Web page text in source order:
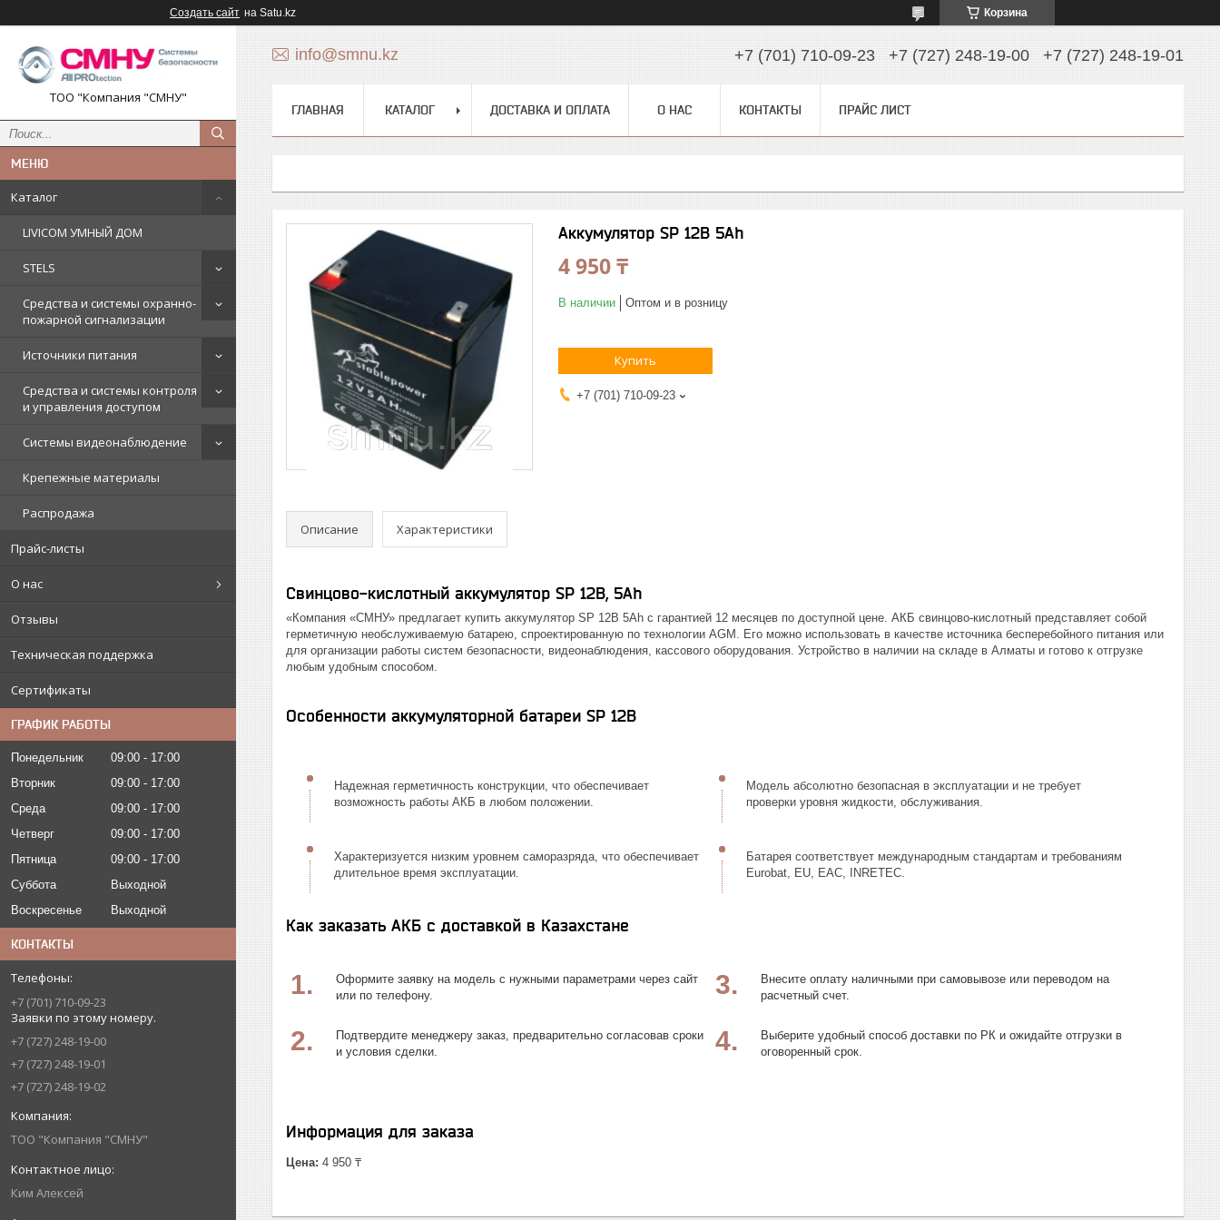
Создать сайт на Satu.kz Корзина
ТОО "Компания "СМНУ"
Каталог
LIVICOM УМНЫЙ ДОМ
STELS
Средства и системы охранно-
пожарной сигнализации
Источники питания
Средства и системы контроля
и управления доступом
Системы видеонаблюдение
Крепежные материалы
Распродажа
Прайс-листы
О нас
Отзывы
Техническая поддержка
Сертификаты
ГРАФИК РАБОТЫ
Понедельник 09:00
17:00
Вторник
09:00
17:00
Среда
09:00
17:00
Четверг
09:00
17:00
Пятница
09:00
17:00
Суббота
Выходной
Воскресенье
Выходной
КОНТАКТЫ
+7 (701) 710-09-23
Заявки по этому номеру.
+7 (727) 248-19-00
+7 (727) 248-19-01
+7 (727) 248-19-02
ТОО "Компания "СМНУ"
Ким Алексей
info@smnu.kz +7 (701) 710-09-23 +7 (727) 248-19-00 +7 (727) 248-19-01
ГЛАВНАЯ КАТАЛОГ ДОСТАВКА И ОПЛАТА О НАС КОНТАКТЫ ПРАЙС ЛИСТ
Аккумулятор SP 12B 5Ah
4 950 ₸
В наличии Оптом и в розницу
Купить
+7 (701) 710-09-23
Описание Характеристики
Свинцово-кислотный аккумулятор SP 12B, 5Аh
«Компания «СМНУ» предлагает купить аккумулятор SP 12B 5Аh с гарантией 12 месяцев по доступной цене. АКБ свинцово-кислотный представляет собой
герметичную необслуживаемую батарею, спроектированную по технологии AGM. Его можно использовать в качестве источника бесперебойного питания или
для организации работы систем безопасности, видеонаблюдения, кассового оборудования. Устройство в наличии на складе в Алматы и готово к отгрузке
любым удобным способом.
Особенности аккумуляторной батареи SP 12B
Надежная герметичность конструкции, что обеспечивает
возможность работы АКБ в любом положении.
Модель абсолютно безопасная в эксплуатации и не требует
проверки уровня жидкости, обслуживания.
Характеризуется низким уровнем саморазряда, что обеспечивает
длительное время эксплуатации.
Батарея соответствует международным стандартам и требованиям
Eurobat, EU, EAC, INRETEC.
Как заказать АКБ с доставкой в Казахстане
1.
Оформите заявку на модель с нужными параметрами через сайт
или по телефону.
2.
Подтвердите менеджеру заказ, предварительно согласовав сроки
и условия сделки.
3.
Внесите оплату наличными при самовывозе или переводом на
расчетный счет.
4.
Выберите удобный способ доставки по РК и ожидайте отгрузки в
оговоренный срок.
Информация для заказа
Цена: 4 950 ₸